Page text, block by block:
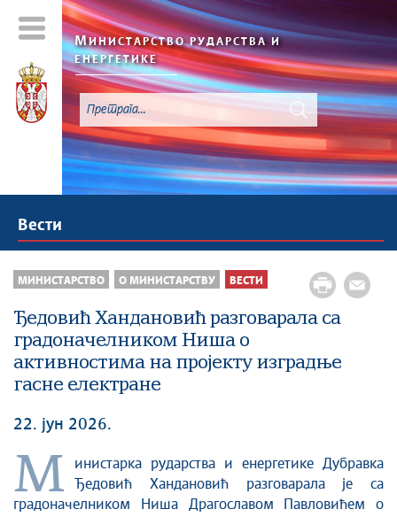
МИНИСТАРСТВО РУДАРСТВА И
ЕНЕРГЕТИКЕ
Вести
МИНИСТАРСТВО О МИНИСТАРСТВУ ВЕСТИ
Ђедовић Хандановић разговарала са
градоначелником Ниша о
активностима на пројекту изградње
гасне електране
22. јун 2026.
М
инистарка рударства и енергетике Дубравка
Ђедовић Хандановић разговарала је са
градоначелником Ниша Драгославом Павловићем о